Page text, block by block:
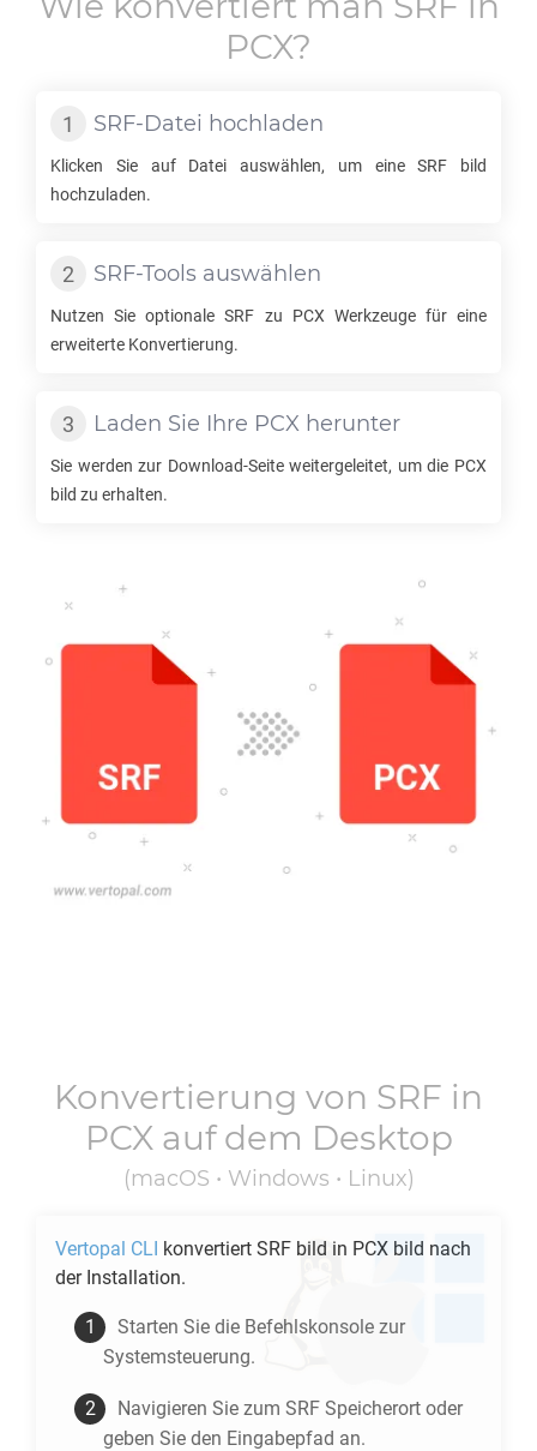
PCX?
SRF-Datei hochladen
Klicken Sie auf Datei auswählen, um eineSRF bild
hochzuladen.
SRF-Tools auswählen
Nutzen Sie optionaleSRF zu PCX Werkzeuge für eine
erweiterte Konvertierung.
Laden Sie Ihre PCX herunter
Sie werden zur Download-Seite weitergeleitet, um die PCX
bild zu erhalten.
Konvertierung von SRF in
PCXauf dem Desktop
(macOS • Windows • Linux)
Vertopal CLI konvertiert SRF bild in PCX bild nach
der Installation.
Starten Sie die Befehlskonsole zur
Systemsteuerung.
Navigieren Sie zum SRF Speicherort oder
geben Sie den Eingabepfad an.